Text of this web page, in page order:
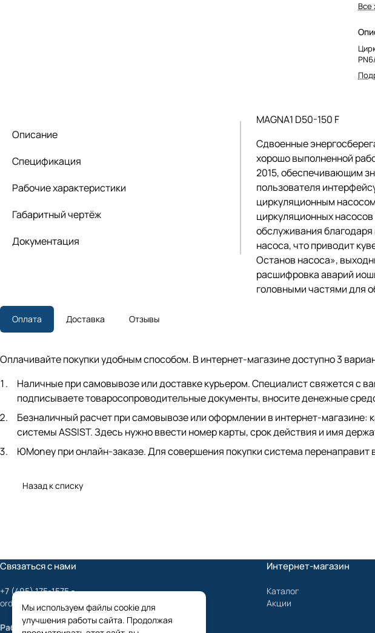
Все
Описание
Спецификация
Рабочие характеристики
Габаритный чертёж
Документация
MAGNA1 D50-150 F
Сдвоенные
хорошо выполненной
2015, обеспечивающим
пользователя
циркуляционным
циркуляционных
обслуживания
насоса, что приводит
Останов насоса»,
расшифровка аварий
головными частями для
Оплата Доставка Отзывы
Оплачивайте покупки удобным способом. В интернет-магазине доступно 3
Наличные при самовывозе или доставке курьером. Специалист свяжется с
подписываете товаросопроводительные документы, вносите денежные
Безналичный расчет при самовывозе или оформлении в интернет-магазине:
системы ASSIST. Здесь нужно ввести номер карты, срок действия и имя
ЮMoney при онлайн-заказе. Для совершения покупки система
Назад к списку
Связаться с нами
+7 (495) 175-1575
order@mygrundfos.ru
Работаем только с юридическими лицами
Интернет-магазин
Каталог
Акции
Мы используем файлы cookie для
улучшения работы сайта. Продолжая